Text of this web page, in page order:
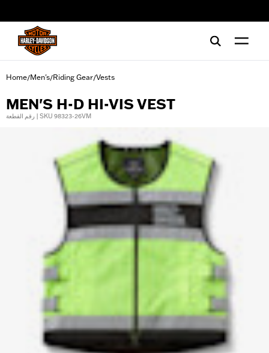
Home/Men's/Riding Gear/Vests
MEN'S H-D HI-VIS VEST
رقم القطعة | SKU 98323-26VM